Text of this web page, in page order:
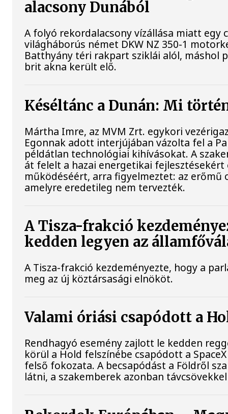
alacsony Dunából
A folyó rekordalacsony vízállása miatt egy
világháborús német DKW NZ 350-1
Batthyány téri rakpart sziklái alól, máshol
brit akna került elő.
Késéltánc a Dunán: Mi
Mártha Imre, az MVM Zrt. egykori
Egonnak adott interjújában vázolta fel a
példátlan technológiai kihívásokat. A
át felelt a hazai energetikai fejlesztésekért
működéséért, arra figyelmeztet: az erőmű
amelyre eredetileg nem tervezték.
A Tisza-frakció
kedden legyen az
A Tisza-frakció kezdeményezte, hogy a
meg az új köztársasági elnököt.
Valami óriási csapódott a
Rendhagyó esemény zajlott le kedden
körül a Hold felszínébe csapódott a
felső fokozata. A becsapódást a Földről
látni, a szakemberek azonban